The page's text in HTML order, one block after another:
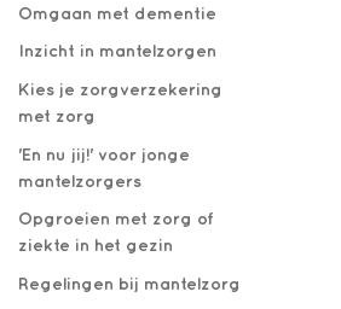
Omgaan met dementie
Inzicht in mantelzorgen
Kies je zorgverzekering
met zorg
'En nu jij!' voor jonge
mantelzorgers
Opgroeien met zorg of
ziekte in het gezin
Regelingen bij mantelzorg